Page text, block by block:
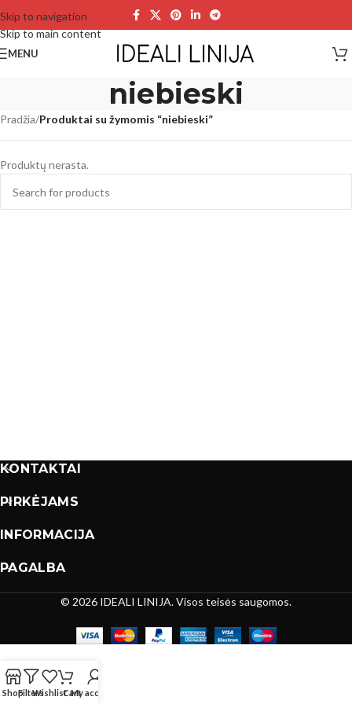
Skip to navigation
Skip to main content
MENU
niebieski
Pradžia/Produktai su žymomis “niebieski”
Produktų nerasta.
KONTAKTAI
PIRKĖJAMS
INFORMACIJA
PAGALBA
© 2026 IDEALI LINIJA. Visos teisės saugomos.
ShopFiltersWishlistCartMy account